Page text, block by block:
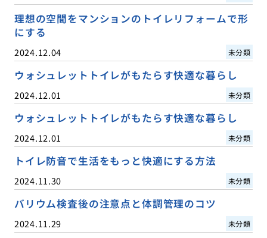
理想の空間をマンションのトイレリフォームで形
にする
2024.12.04 未分類
ウォシュレットトイレがもたらす快適な暮らし
2024.12.01 未分類
ウォシュレットトイレがもたらす快適な暮らし
2024.12.01 未分類
トイレ防音で生活をもっと快適にする方法
2024.11.30 未分類
バリウム検査後の注意点と体調管理のコツ
2024.11.29 未分類